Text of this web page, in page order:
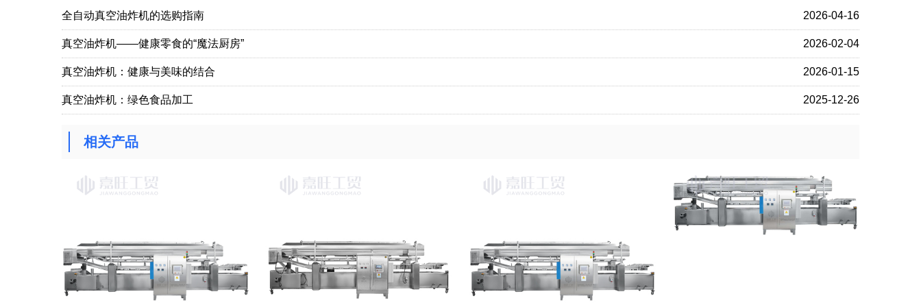
全自动真空油炸机的选购指南 2026-04-16
真空油炸机——健康零食的“魔法厨房” 2026-02-04
真空油炸机：健康与美味的结合 2026-01-15
真空油炸机：绿色食品加工 2025-12-26
相关产品